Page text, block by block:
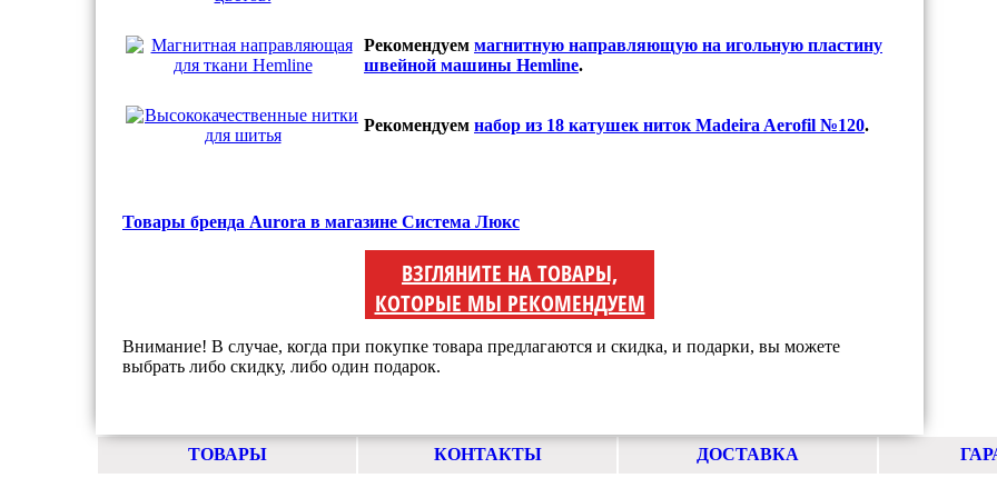
Рекомендуем магнитную направляющую на игольную пластину
швейной машины Hemline.
Рекомендуем набор из 18 катушек ниток Madeira Aerofil №120.
Товары бренда Aurora в магазине Система Люкс
ВЗГЛЯНИТЕ НА ТОВАРЫ,
КОТОРЫЕ МЫ РЕКОМЕНДУЕМ
Внимание! В случае, когда при покупке товара предлагаются и скидка, и подарки, вы можете
выбрать либо скидку, либо один подарок.
ТОВАРЫ КОНТАКТЫ ДОСТАВКА